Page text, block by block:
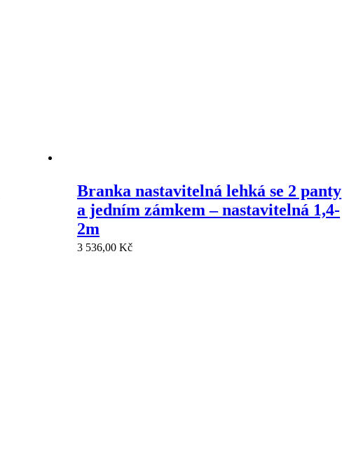
Branka nastavitelná lehká se 2 panty
a jedním zámkem – nastavitelná 1,4-
2m
3 536,00Kč